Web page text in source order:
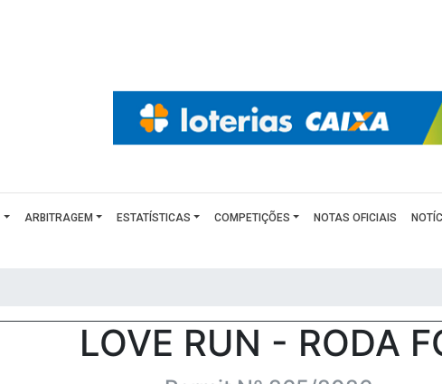
ARBITRAGEM ESTATÍSTICAS COMPETIÇÕES NOTAS OFICIAIS
LOVE RUN - RODA